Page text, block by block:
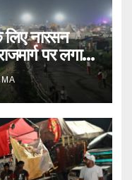
नारसन
पर लगाई